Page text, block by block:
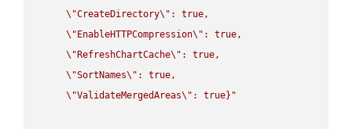
\"CreateDirectory\" : true,
\" EnableHTTPCompression\" : true,
\" RefreshChartCache\" : true,
\"SortNames\" : true,
\"ValidateMergedAreas\" : true}"